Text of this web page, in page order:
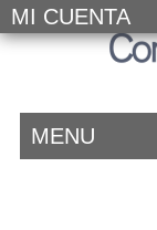
MI CUENTA
MENU